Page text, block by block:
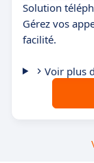
Solution
Gérez vos
facilité.
Voir plus